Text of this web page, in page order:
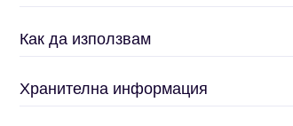
Как да използвам
Хранителна информация